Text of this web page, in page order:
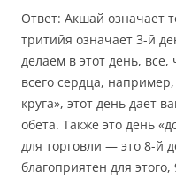
Ответ: Акшай означает
тритийя означает 3-й
делаем в этот день,
всего сердца,
круга», этот день дает
обета. Также это день
для торговли — это 8-й
благоприятен для